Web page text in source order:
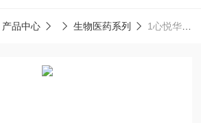
在线留言
产品中心 生物医药系列 1心悦华美 NKA 非极性大孔吸附树脂